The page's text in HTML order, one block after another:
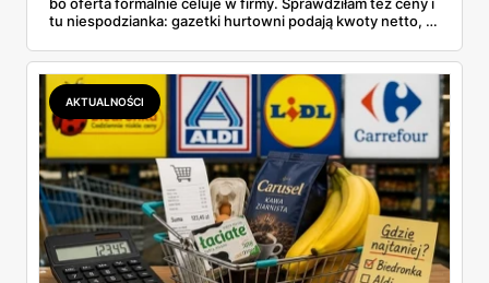
bo oferta formalnie celuje w firmy. Sprawdziłam też ceny i
tu niespodzianka: gazetki hurtowni podają kwoty netto, a
zawsze wygrywa — ta sama kawa ziarnista kosztuje w
Makro ponad dwa razy więcej niż w weekendowej
promocji dyskontu.
AKTUALNOŚCI